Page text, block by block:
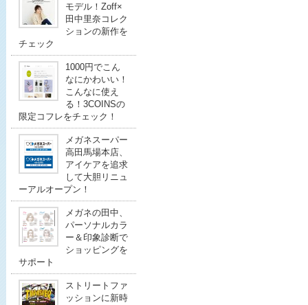
モデル！Zoff×
田中里奈コレク
ションの新作を
チェック
1000円でこん
なにかわいい！
こんなに使え
る！3COINSの
限定コフレをチェック！
メガネスーパー
高田馬場本店、
アイケアを追求
して大胆リニュ
ーアルオープン！
メガネの田中、
パーソナルカラ
ー＆印象診断で
ショッピングを
サポート
ストリートファ
ッションに新時